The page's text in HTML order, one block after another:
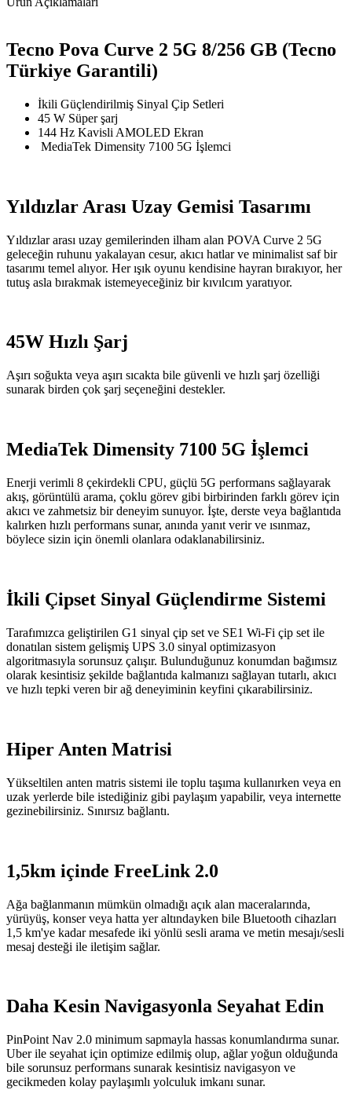
Tecno Pova Curve 2 5G 8/256 GB (Tecno
Türkiye Garantili)
İkili Güçlendirilmiş Sinyal Çip Setleri
45 W Süper şarj
144 Hz Kavisli AMOLED Ekran
MediaTek Dimensity 7100 5G İşlemci
Yıldızlar Arası Uzay Gemisi Tasarımı
Yıldızlar arası uzay gemilerinden ilham alan POVA Curve 2 5G
geleceğin ruhunu yakalayan cesur, akıcı hatlar ve minimalist saf bir
tasarımı temel alıyor. Her ışık oyunu kendisine hayran bırakıyor, her
tutuş asla bırakmak istemeyeceğiniz bir kıvılcım yaratıyor.
45W Hızlı Şarj
Aşırı soğukta veya aşırı sıcakta bile güvenli ve hızlı şarj özelliği
sunarak birden çok şarj seçeneğini destekler.
MediaTek Dimensity 7100 5G İşlemci
Enerji verimli 8 çekirdekli CPU, güçlü 5G performans sağlayarak
akış, görüntülü arama, çoklu görev gibi birbirinden farklı görev için
akıcı ve zahmetsiz bir deneyim sunuyor. İşte, derste veya bağlantıda
kalırken hızlı performans sunar, anında yanıt verir ve ısınmaz,
böylece sizin için önemli olanlara odaklanabilirsiniz.
İkili Çipset Sinyal Güçlendirme Sistemi
Tarafımızca geliştirilen G1 sinyal çip set ve SE1 Wi-Fi çip set ile
donatılan sistem gelişmiş UPS 3.0 sinyal optimizasyon
algoritmasıyla sorunsuz çalışır. Bulunduğunuz konumdan bağımsız
olarak kesintisiz şekilde bağlantıda kalmanızı sağlayan tutarlı, akıcı
ve hızlı tepki veren bir ağ deneyiminin keyfini çıkarabilirsiniz.
Hiper Anten Matrisi
Yükseltilen anten matris sistemi ile toplu taşıma kullanırken veya en
uzak yerlerde bile istediğiniz gibi paylaşım yapabilir, veya internette
gezinebilirsiniz. Sınırsız bağlantı.
1,5km içinde FreeLink 2.0
Ağa bağlanmanın mümkün olmadığı açık alan maceralarında,
yürüyüş, konser veya hatta yer altındayken bile Bluetooth cihazları
1,5 km'ye kadar mesafede iki yönlü sesli arama ve metin mesajı/sesli
mesaj desteği ile iletişim sağlar.
Daha Kesin Navigasyonla Seyahat Edin
PinPoint Nav 2.0 minimum sapmayla hassas konumlandırma sunar.
Uber ile seyahat için optimize edilmiş olup, ağlar yoğun olduğunda
bile sorunsuz performans sunarak kesintisiz navigasyon ve
gecikmeden kolay paylaşımlı yolculuk imkanı sunar.